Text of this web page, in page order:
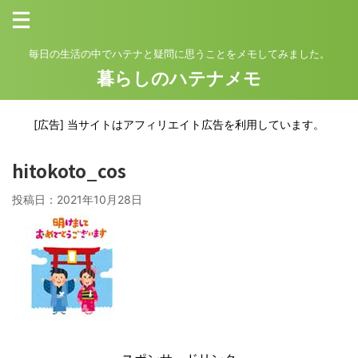
毎日の生活の中でハテナと疑問に思うことをメモしてみました。
暮らしのハテナメモ
[広告] 当サイトはアフィリエイト広告を利用しています。
hitokoto_cos
投稿日： 2021年10月28日